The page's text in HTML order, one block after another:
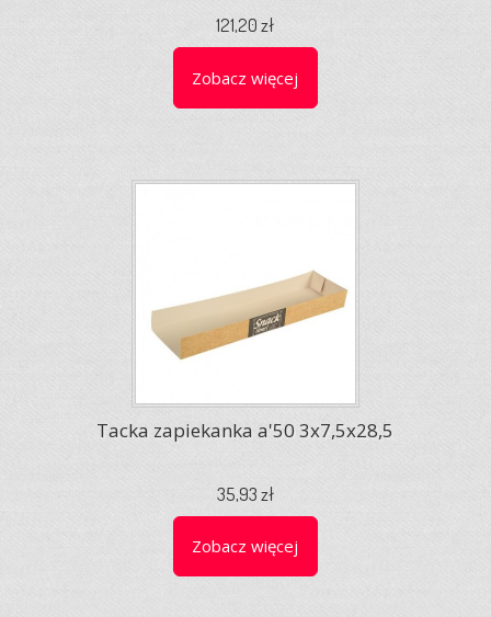
121,20 zł
Zobacz więcej
Tacka zapiekanka a'50 3x7,5x28,5
35,93 zł
Zobacz więcej